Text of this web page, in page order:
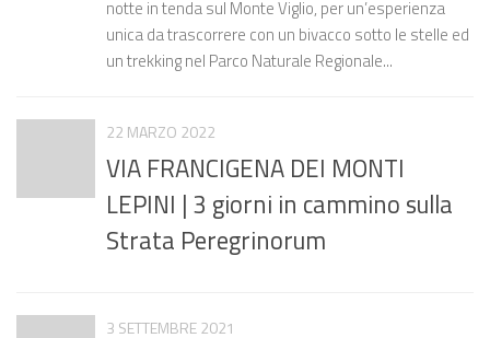
notte in tenda sul Monte Viglio, per un’esperienza
unica da trascorrere con un bivacco sotto le stelle ed
un trekking nel Parco Naturale Regionale...
22 MARZO 2022
VIA FRANCIGENA DEI MONTI
LEPINI | 3 giorni in cammino sulla
Strata Peregrinorum
3 SETTEMBRE 2021